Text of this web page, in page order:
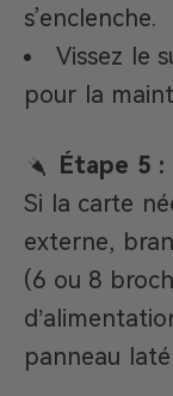
s’enclenche.
Vissez le
pour la
Étape 5 :
Si la carte
externe,
(6 ou 8
panneau